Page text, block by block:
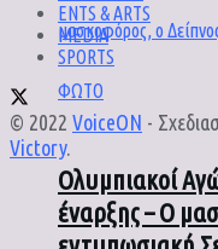
Ολυμπιακοί
έναρξης – Ο
ENTS & ARTS
MEDIA
SPORTS
© 2022 VoiceON -
Victory.